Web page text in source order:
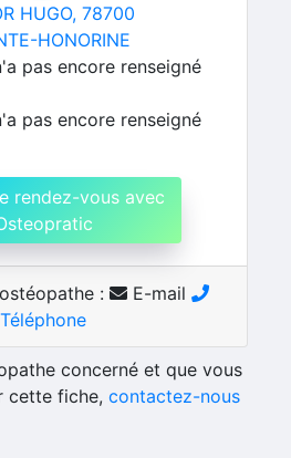
HUGO, 78700
HONORINE
pas encore renseigné
pas encore renseigné
rendez-vous avec
:
E-mail
Téléphone
concerné et que vous
cette fiche, contactez-nous